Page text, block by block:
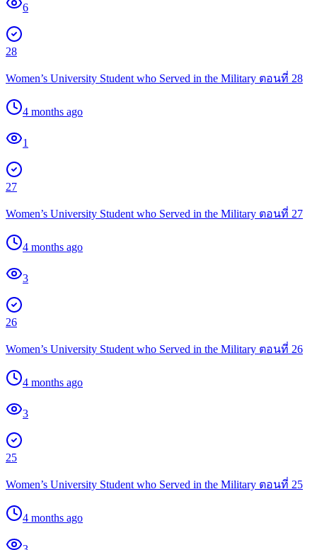
6
28
Women’s University Student who Served in the Military ตอนที่ 28
4 months ago
1
27
Women’s University Student who Served in the Military ตอนที่ 27
4 months ago
3
26
Women’s University Student who Served in the Military ตอนที่ 26
4 months ago
3
25
Women’s University Student who Served in the Military ตอนที่ 25
4 months ago